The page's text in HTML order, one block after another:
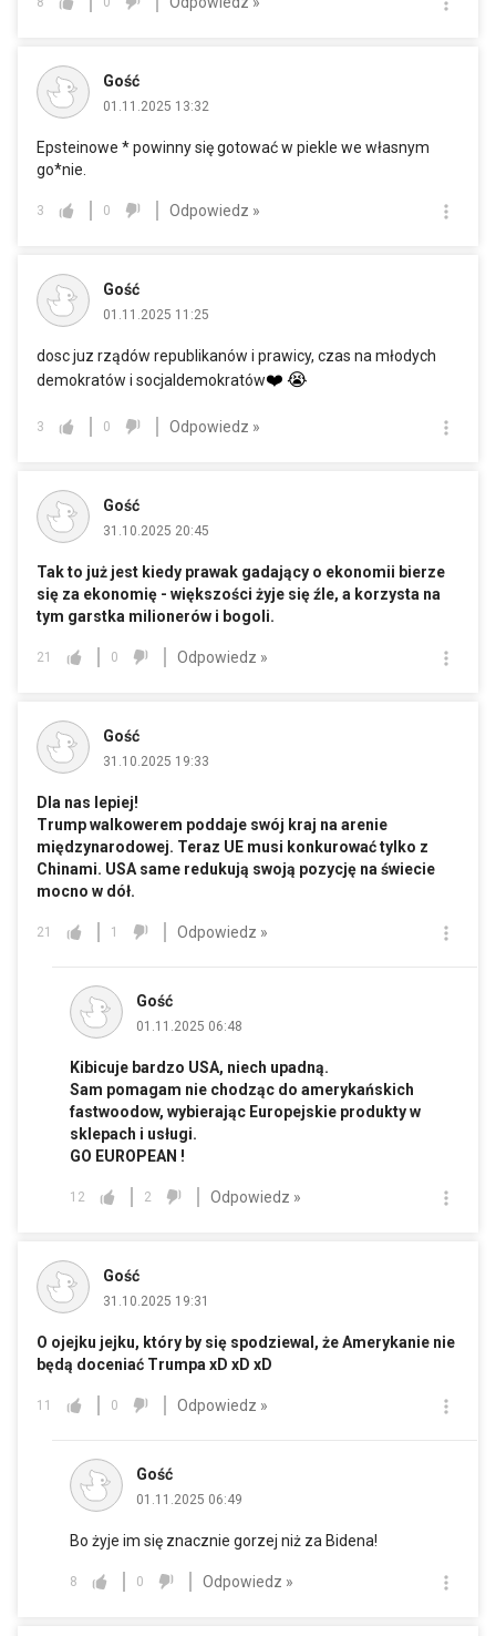
Gość
01.11.2025 13:32
Epsteinowe * powinny się gotować w piekle we własnym
go*nie.
3 0 Odpowiedz »
Gość
01.11.2025 11:25
dosc juz rządów republikanów i prawicy, czas na młodych
demokratów i socjaldemokratów❤️ 😭
3 0 Odpowiedz »
Gość
31.10.2025 20:45
Tak to już jest kiedy prawak gadający o ekonomii bierze
się za ekonomię - większości żyje się źle, a korzysta na
tym garstka milionerów i bogoli.
21 0 Odpowiedz »
Gość
31.10.2025 19:33
Dla nas lepiej!
Trump walkowerem poddaje swój kraj na arenie
międzynarodowej. Teraz UE musi konkurować tylko z
Chinami. USA same redukują swoją pozycję na świecie
mocno w dół.
21 1 Odpowiedz »
Gość
01.11.2025 06:48
Kibicuje bardzo USA, niech upadną.
Sam pomagam nie chodząc do amerykańskich
fastwoodow, wybierając Europejskie produkty w
sklepach i usługi.
GO EUROPEAN !
12 2 Odpowiedz »
Gość
31.10.2025 19:31
O ojejku jejku, który by się spodziewal, że Amerykanie nie
będą doceniać Trumpa xD xD xD
11 0 Odpowiedz »
Gość
01.11.2025 06:49
Bo żyje im się znacznie gorzej niż za Bidena!
8 0 Odpowiedz »